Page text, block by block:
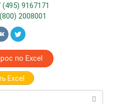
(495) 9167171
2008001
по Excel
Excel